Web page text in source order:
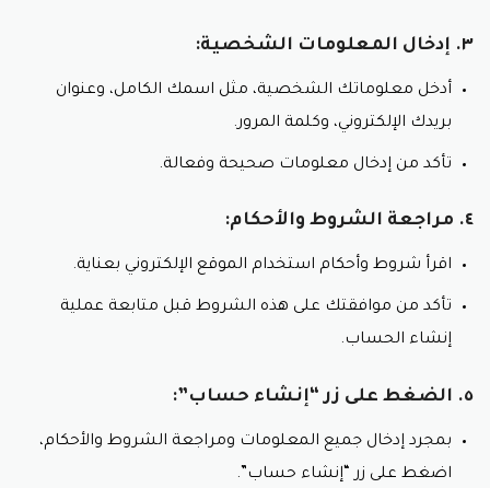
٣. إدخال المعلومات الشخصية:
أدخل معلوماتك الشخصية، مثل اسمك الكامل، وعنوان
بريدك الإلكتروني، وكلمة المرور.
تأكد من إدخال معلومات صحيحة وفعالة.
٤. مراجعة الشروط والأحكام:
اقرأ شروط وأحكام استخدام الموقع الإلكتروني بعناية.
تأكد من موافقتك على هذه الشروط قبل متابعة عملية
إنشاء الحساب.
٥. الضغط على زر “إنشاء حساب”:
بمجرد إدخال جميع المعلومات ومراجعة الشروط والأحكام،
اضغط على زر “إنشاء حساب”.